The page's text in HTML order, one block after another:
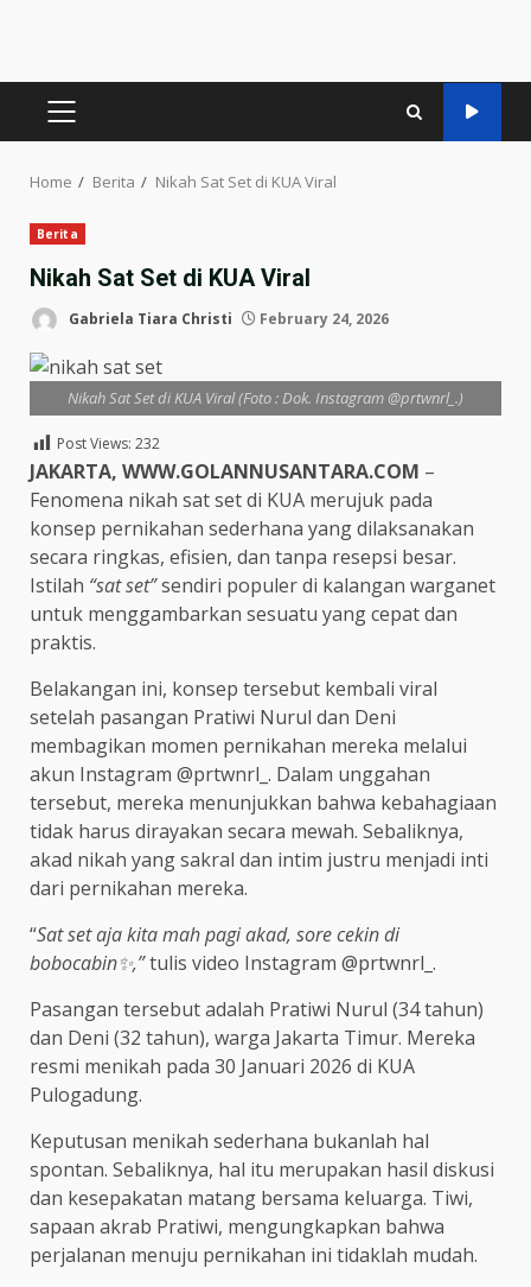
PRIMARY
Home Berita Nikah Sat Set di KUA Viral
Berita
Nikah Sat Set di KUA Viral
Gabriela Tiara Christi February 24, 2026
Nikah Sat Set di KUA Viral (Foto : Dok. Instagram @prtwnrl_.)
Post Views: 232
JAKARTA, WWW.GOLANNUSANTARA.COM –
Fenomena nikah sat set di KUA merujuk pada
konsep pernikahan sederhana yang dilaksanakan
secara ringkas, efisien, dan tanpa resepsi besar.
Istilah “sat set”sendiri populer di kalangan warganet
untuk menggambarkan sesuatu yang cepat dan
praktis.
Belakangan ini, konsep tersebut kembali viral
setelah pasangan Pratiwi Nurul dan Deni
membagikan momen pernikahan mereka melalui
akun Instagram @prtwnrl_. Dalam unggahan
tersebut, mereka menunjukkan bahwa kebahagiaan
tidak harus dirayakan secara mewah. Sebaliknya,
akad nikah yang sakral dan intim justru menjadi inti
dari pernikahan mereka.
“Sat set aja kita mah pagi akad, sore cekin di
bobocabin✨,”tulis video Instagram @prtwnrl_.
Pasangan tersebut adalah Pratiwi Nurul (34 tahun)
dan Deni (32 tahun), warga Jakarta Timur. Mereka
resmi menikah pada 30 Januari 2026 di KUA
Pulogadung.
Keputusan menikah sederhana bukanlah hal
spontan. Sebaliknya, hal itu merupakan hasil diskusi
dan kesepakatan matang bersama keluarga. Tiwi,
sapaan akrab Pratiwi, mengungkapkan bahwa
perjalanan menuju pernikahan ini tidaklah mudah.